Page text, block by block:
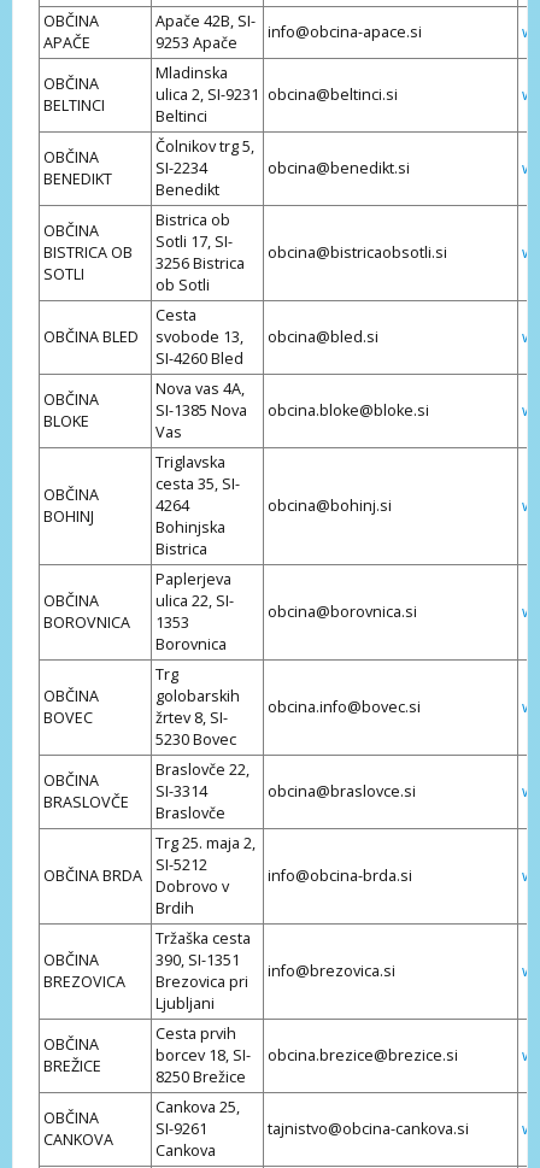
OBČINA
APAČE
Apače 42B, SI-
9253 Apače
info@obcina-apace.si
OBČINA
BELTINCI
Mladinska
ulica 2, SI-9231
Beltinci
obcina@beltinci.si
OBČINA
BENEDIKT
Čolnikov trg 5,
SI-2234
Benedikt
obcina@benedikt.si
OBČINA
BISTRICA OB
SOTLI
Bistrica ob
Sotli 17, SI-
3256 Bistrica
ob Sotli
obcina@bistricaobsotli.si
OBČINA BLED
Cesta
svobode 13,
SI-4260 Bled
obcina@bled.si
OBČINA
BLOKE
Nova vas 4A,
SI-1385 Nova
Vas
obcina.bloke@bloke.si
OBČINA
BOHINJ
Triglavska
cesta 35, SI-
4264
Bohinjska
Bistrica
obcina@bohinj.si
OBČINA
BOROVNICA
Paplerjeva
ulica 22, SI-
1353
Borovnica
obcina@borovnica.si
OBČINA
BOVEC
Trg
golobarskih
žrtev 8, SI-
5230 Bovec
obcina.info@bovec.si
OBČINA
BRASLOVČE
Braslovče 22,
SI-3314
Braslovče
obcina@braslovce.si
OBČINA BRDA
Trg 25. maja 2,
SI-5212
Dobrovo v
Brdih
info@obcina-brda.si
OBČINA
BREZOVICA
Tržaška cesta
390, SI-1351
Brezovica pri
Ljubljani
info@brezovica.si
OBČINA
BREŽICE
Cesta prvih
borcev 18, SI-
8250 Brežice
obcina.brezice@brezice.si
OBČINA
CANKOVA
Cankova 25,
SI-9261
Cankova
tajnistvo@obcina-cankova.si